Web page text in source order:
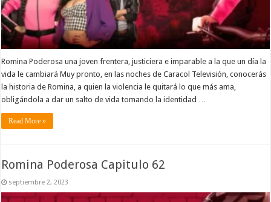
Romina Poderosa una joven frentera, justiciera e imparable a la que un día la
vida le cambiará Muy pronto, en las noches de Caracol Televisión, conocerás
la historia de Romina, a quien la violencia le quitará lo que más ama,
obligándola a dar un salto de vida tomando la identidad …
Read More »
Romina Poderosa Capitulo 62
septiembre 2, 2023